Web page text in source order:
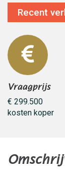
Recent
Vraagprijs
€ 299.500
kosten koper